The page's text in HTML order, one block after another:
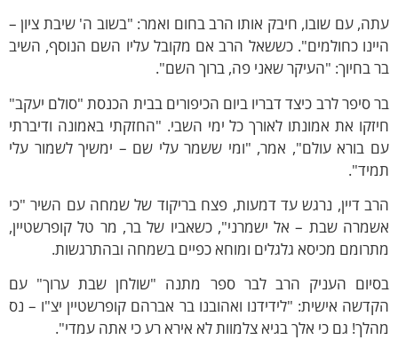
עם שובו, חיבק אותו הרב בחום ואמר: "בשוב ה' שיבת ציון –
כחולמים". כששאל הרב אם מקובל עליו השם הנוסף, השיב
בחיוך: "העיקר שאני פה, ברוך השם".
סיפר לרב כיצד דבריו ביום הכיפורים בבית הכנסת "סולם יעקב"
את אמונתו לאורך כל ימי השבי. "החזקתי באמונה ודיברתי
בורא עולם", אמר, "ומי ששמר עלי שם – ימשיך לשמור עלי
דיין, נרגש עד דמעות, פצח בריקוד של שמחה עם השיר "כי
שבת – אל ישמרני", כשאביו של בר, מר טל קופרשטיין,
מכיסא גלגלים ומוחא כפיים בשמחה ובהתרגשות.
העניק הרב לבר ספר מתנה "שולחן שבת ערוך" עם
אישית: "לידידנו ואהובנו בר אברהם קופרשטיין יצ"ו – נס
גם כי אלך בגיא צלמוות לא אירא רע כי אתה עמדי".